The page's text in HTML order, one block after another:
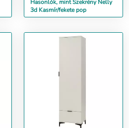
Hasonlók, mint Szekrény Nelly
3d Kasmír/fekete pop